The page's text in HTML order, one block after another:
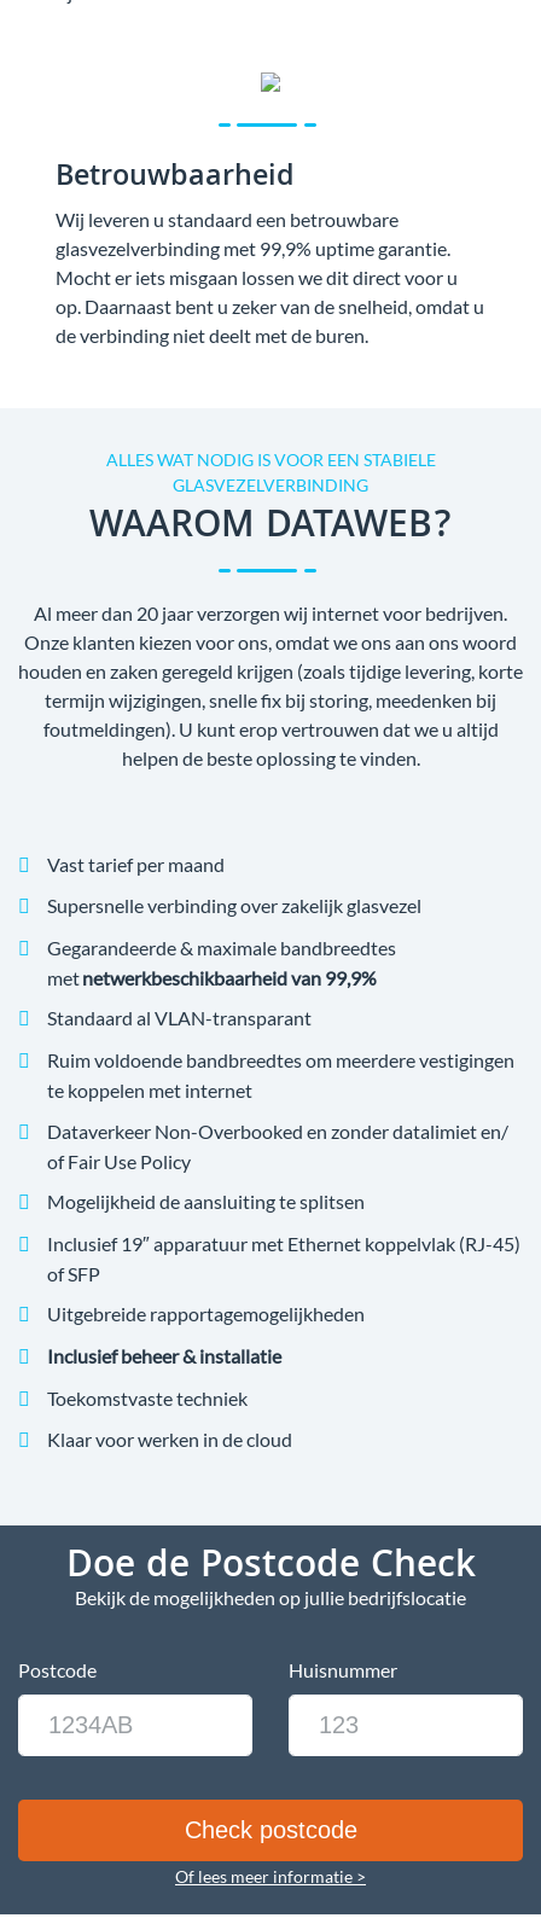
Betrouwbaarheid
Wij leveren u standaard een betrouwbare
glasvezelverbinding met 99,9% uptime garantie.
Mocht er iets misgaan lossen we dit direct voor u
op. Daarnaast bent u zeker van de snelheid, omdat u
de verbinding niet deelt met de buren.
ALLES WAT NODIG IS VOOR EEN STABIELE
GLASVEZELVERBINDING
WAAROM DATAWEB?
Al meer dan 20 jaar verzorgen wij internet voor bedrijven.
Onze klanten kiezen voor ons, omdat we ons aan ons woord
houden en zaken geregeld krijgen (zoals tijdige levering, korte
termijn wijzigingen, snelle fix bij storing, meedenken bij
foutmeldingen). U kunt erop vertrouwen dat we u altijd
helpen de beste oplossing te vinden.
Vast tarief per maand
Supersnelle verbinding over zakelijk glasvezel
Gegarandeerde & maximale bandbreedtes
metnetwerkbeschikbaarheid van 99,9%
Standaard al VLAN-transparant
Ruim voldoende bandbreedtes om meerdere vestigingen
te koppelen met internet
Dataverkeer Non-Overbooked en zonder datalimiet en/
of Fair Use Policy
Mogelijkheid de aansluiting te splitsen
Inclusief 19″ apparatuur met Ethernet koppelvlak (RJ-45)
of SFP
Uitgebreide rapportagemogelijkheden
Inclusief beheer & installatie
Toekomstvaste techniek
Klaar voor werken in de cloud
Doe de Postcode Check
Bekijk de mogelijkheden op jullie bedrijfslocatie
Postcode Huisnummer
Of lees meer informatie >